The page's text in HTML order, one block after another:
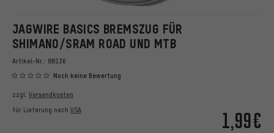
JAGWIRE BASICS BREMSZUG FÜR
SHIMANO/SRAM ROAD UND MTB
Artikel-Nr.: 88136
Noch keine Bewertung
1,99€
zzgl. Versandkosten
für Lieferung nach USA